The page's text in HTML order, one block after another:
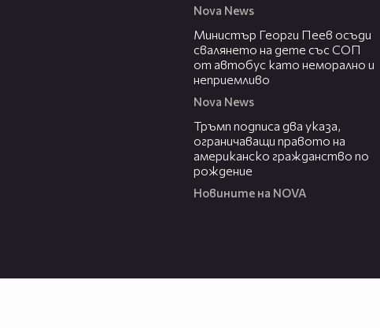
Nova News
Министър Георги Пеев осъди
свалянето на дете със СОП
от автобус като неморално и
неприемливо
Nova News
Тръмп подписа два указа,
ограничаващи правото на
американско гражданство по
рождение
Новините на NOVA